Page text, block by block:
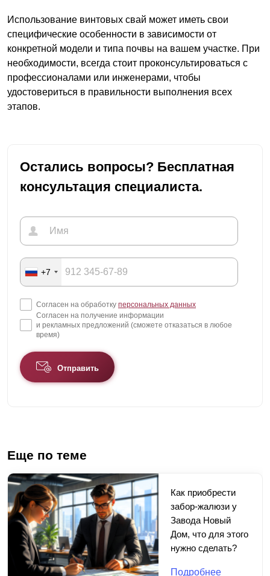
Использование винтовых свай может иметь свои
специфические особенности в зависимости от
конкретной модели и типа почвы на вашем участке. При
необходимости, всегда стоит проконсультироваться с
профессионалами или инженерами, чтобы
удостовериться в правильности выполнения всех
этапов.
Остались вопросы? Бесплатная
консультация специалиста.
+7
Согласен на обработку персональных данных
Согласен на получение информации
и рекламных предложений (сможете отказаться в любое
время)
Отправить
Еще по теме
Как приобрести
забор-жалюзи у
Завода Новый
Дом, что для этого
нужно сделать?
Подробнее